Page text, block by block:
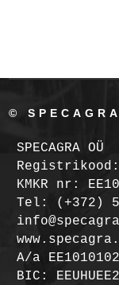
© SPECAGRA
SPECAGRA OÜ
Registrikood:
KMKR nr:
Tel: (+372)
A/a
BIC: